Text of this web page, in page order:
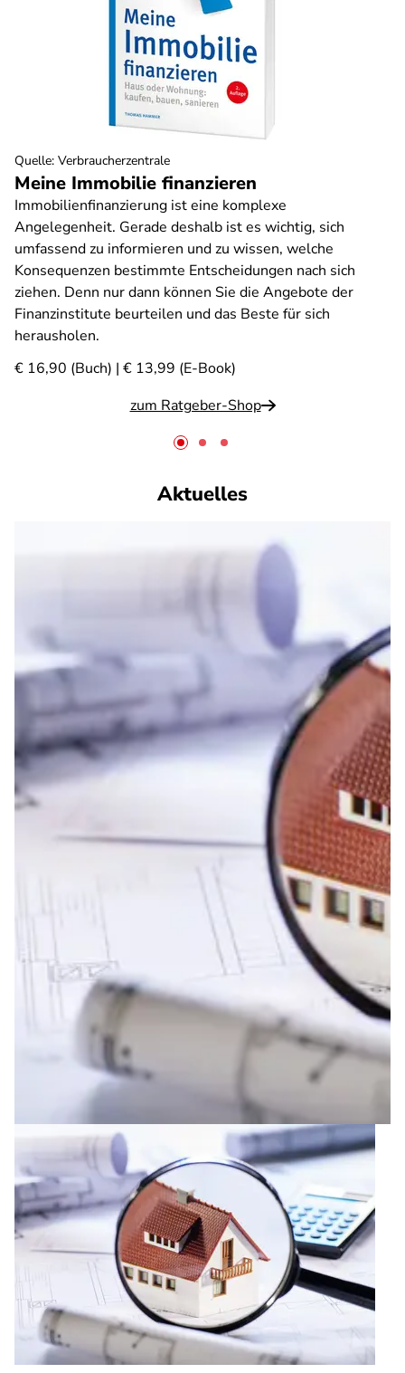
Meine Immobilie finanzieren
Immobilienfinanzierung ist eine komplexe
Angelegenheit. Gerade deshalb ist es wichtig, sich
umfassend zu informieren und zu wissen, welche
Konsequenzen bestimmte Entscheidungen nach sich
ziehen. Denn nur dann können Sie die Angebote der
Finanzinstitute beurteilen und das Beste für sich
herausholen.
€ 16,90 (Buch) | € 13,99 (E-Book)
zum Ratgeber-Shop
Quelle: Verbraucherzentrale
Aktuelles